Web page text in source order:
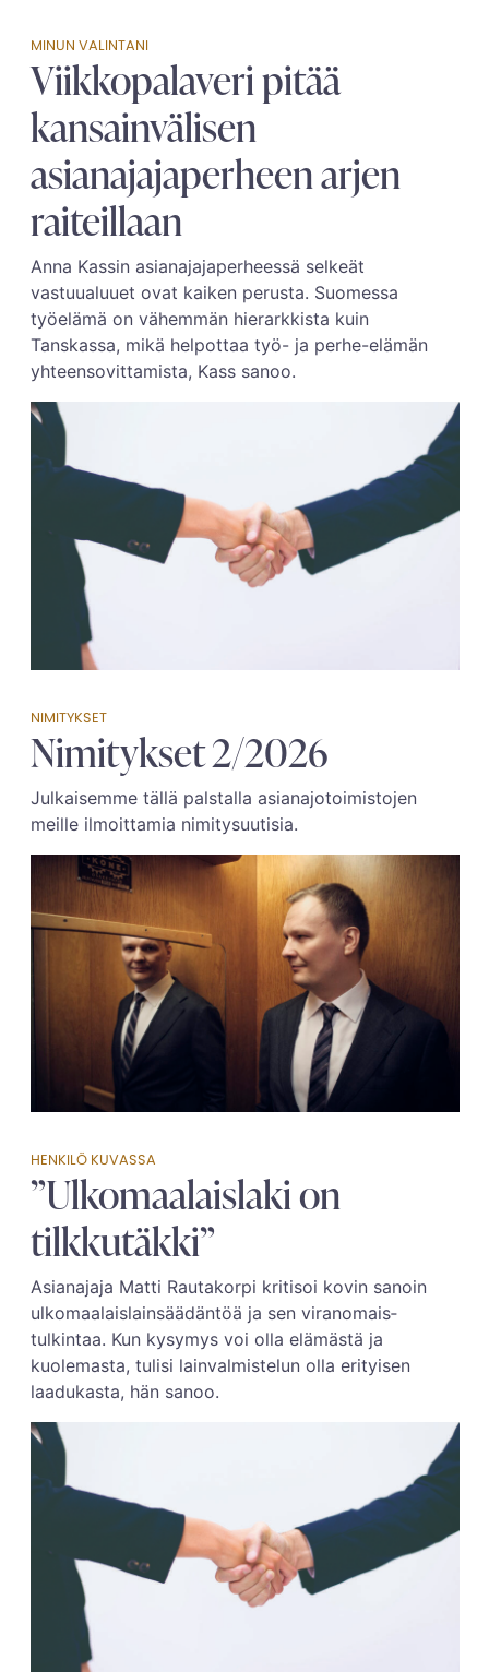
MINUN VALINTANI
Viikkopalaveri pitää
kansainvälisen
asianajajaperheen arjen
raiteillaan
Anna Kassin asianajajaperheessä selkeät
vastuualuuet ovat kaiken perusta. Suomessa
työelämä on vähemmän hierarkkista kuin
Tanskassa, mikä helpottaa työ- ja perhe-elämän
yhteensovittamista, Kass sanoo.
NIMITYKSET
Nimitykset 2/2026
Julkaisemme tällä palstalla asianajotoimistojen
meille ilmoittamia nimitysuutisia.
HENKILÖ KUVASSA
”Ulkomaalaislaki on
tilkkutäkki”
Asianajaja Matti Rautakorpi kritisoi kovin sanoin
ulkomaalais­­lainsäädäntöä ja sen viranomais­
tulkintaa. Kun kysymys voi olla elämästä ja
kuolemasta, tulisi lain­­valmistelun olla erityisen
laadukasta, hän sanoo.